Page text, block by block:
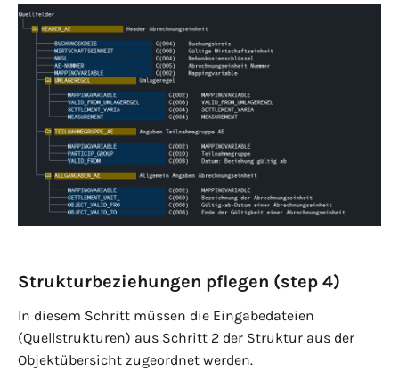
Strukturbeziehungen pflegen (step 4)
In diesem Schritt müssen die Eingabedateien
(Quellstrukturen) aus Schritt 2 der Struktur aus der
Objektübersicht zugeordnet werden.